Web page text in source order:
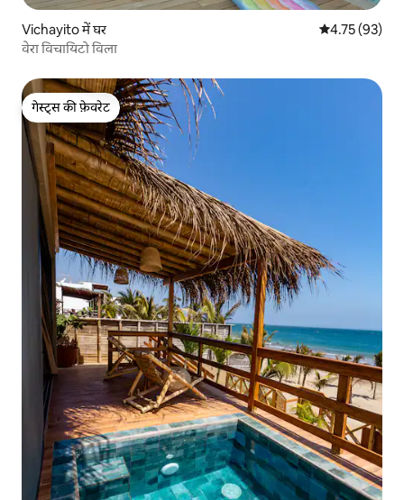
Vichayito में घर औसत रेटिंग 5 में
4.75 (93)
वेरा विचायिटो विला
गेस्ट्स की फ़ेवरेट
गेस्ट्स की फ़ेवरेट